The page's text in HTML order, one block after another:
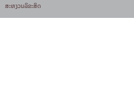
​ສະ​ຫງວນ​ລິ​ຂະ​ສິດ